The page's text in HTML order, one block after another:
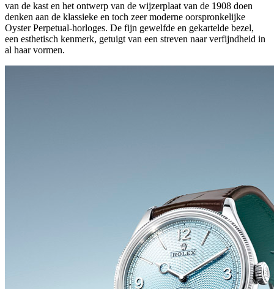
van de kast en het ontwerp van de wijzerplaat van de 1908 doen
denken aan de klassieke en toch zeer moderne oorspronkelijke
Oyster Perpetual-horloges. De fijn gewelfde en gekartelde bezel,
een esthetisch kenmerk, getuigt van een streven naar verfijndheid in
al haar vormen.